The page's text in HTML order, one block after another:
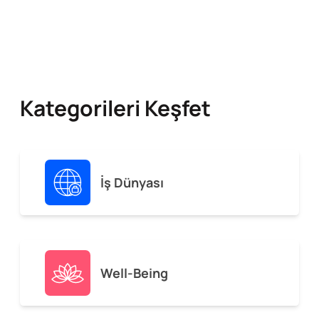
Kategorileri Keşfet
İş Dünyası
Well-Being